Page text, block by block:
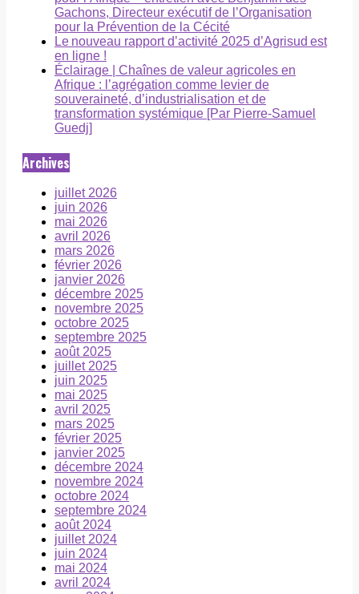
Gachons, Directeur exécutif de l’Organisation
pour la Prévention de la Cécité
Le nouveau rapport d’activité 2025 d’Agrisud est
en ligne !
Éclairage | Chaînes de valeur agricoles en
Afrique : l’agrégation comme levier de
souveraineté, d’industrialisation et de
transformation systémique [Par Pierre-Samuel
Guedj]
Archives
juillet 2026
juin 2026
mai 2026
avril 2026
mars 2026
février 2026
janvier 2026
décembre 2025
novembre 2025
octobre 2025
septembre 2025
août 2025
juillet 2025
juin 2025
mai 2025
avril 2025
mars 2025
février 2025
janvier 2025
décembre 2024
novembre 2024
octobre 2024
septembre 2024
août 2024
juillet 2024
juin 2024
mai 2024
avril 2024